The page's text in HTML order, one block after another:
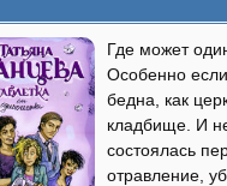
Где может
Особенно
бедна, как
кладбище. И
состоялась
отравление,